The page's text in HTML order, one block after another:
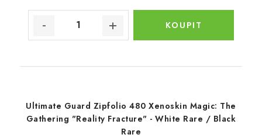
Ultimate Guard Zipfolio 480 Xenoskin Magic: The
Gathering "Reality Fracture" - White Rare / Black
Rare